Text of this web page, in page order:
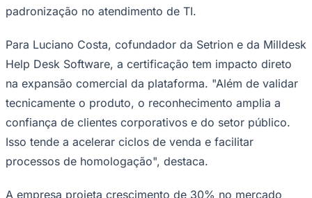
Palmeiras
Milldesk, seu principal produto, atende mais de mil
mil usuários mensais e volumes que ultrapassam 125 mil
solicitações processadas por mês.
Processos estruturados e rastreáveis no atendimento
de TI